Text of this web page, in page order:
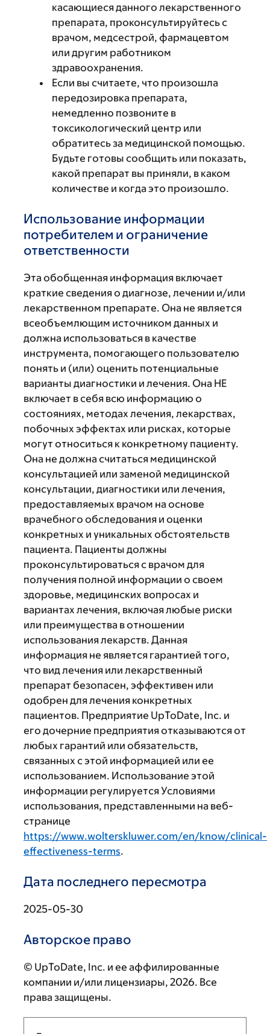
касающиеся данного лекарственного
препарата, проконсультируйтесь с
врачом, медсестрой, фармацевтом
или другим работником
здравоохранения.
Если вы считаете, что произошла
передозировка препарата,
немедленно позвоните в
токсикологический центр или
обратитесь за медицинской помощью.
Будьте готовы сообщить или показать,
какой препарат вы приняли, в каком
количестве и когда это произошло.
Использование информации
потребителем и ограничение
ответственности
Эта обобщенная информация включает
краткие сведения о диагнозе, лечении и/или
лекарственном препарате. Она не является
всеобъемлющим источником данных и
должна использоваться в качестве
инструмента, помогающего пользователю
понять и (или) оценить потенциальные
варианты диагностики и лечения. Она НЕ
включает в себя всю информацию о
состояниях, методах лечения, лекарствах,
побочных эффектах или рисках, которые
могут относиться к конкретному пациенту.
Она не должна считаться медицинской
консультацией или заменой медицинской
консультации, диагностики или лечения,
предоставляемых врачом на основе
врачебного обследования и оценки
конкретных и уникальных обстоятельств
пациента. Пациенты должны
проконсультироваться с врачом для
получения полной информации о своем
здоровье, медицинских вопросах и
вариантах лечения, включая любые риски
или преимущества в отношении
использования лекарств. Данная
информация не является гарантией того,
что вид лечения или лекарственный
препарат безопасен, эффективен или
одобрен для лечения конкретных
пациентов. Предприятие UpToDate, Inc. и
его дочерние предприятия отказываются от
любых гарантий или обязательств,
связанных с этой информацией или ее
использованием. Использование этой
информации регулируется Условиями
использования, представленными на веб-
странице
https://www.wolterskluwer.com/en/know/clinical-
effectiveness-terms.
Дата последнего пересмотра
2025-05-30
Авторское право
© UpToDate, Inc. и ее аффилированные
компании и/или лицензиары, 2026. Все
права защищены.